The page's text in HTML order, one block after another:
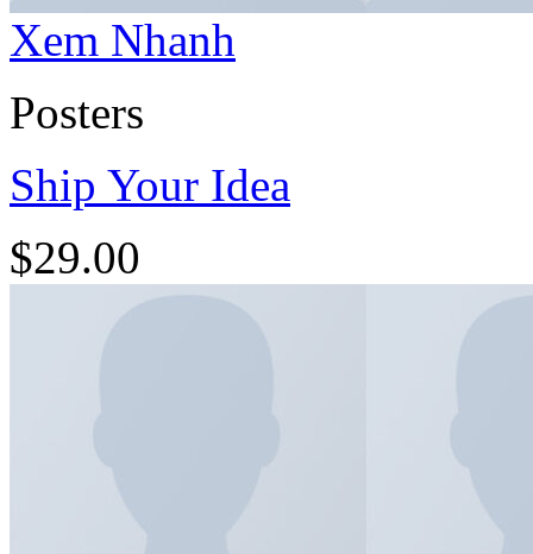
Xem Nhanh
Posters
Ship Your Idea
$29.00